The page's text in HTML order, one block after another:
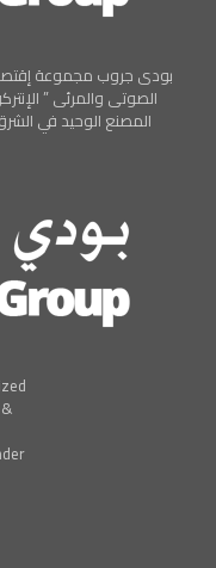
بودى جروب مجموعة
الصوتى والمرئى ”
المصنع الوحيد في